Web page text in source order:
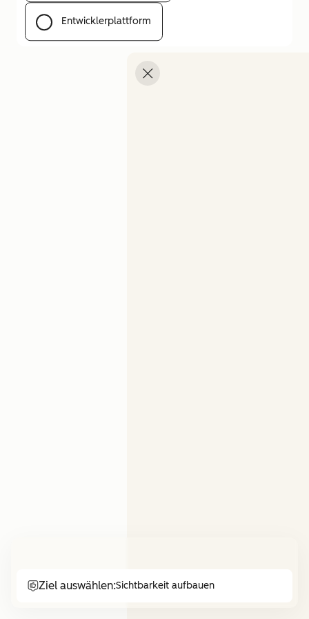
Menü öffnen
Ziel auswählen:Sichtbarkeit aufbauen
Entwicklerplattform